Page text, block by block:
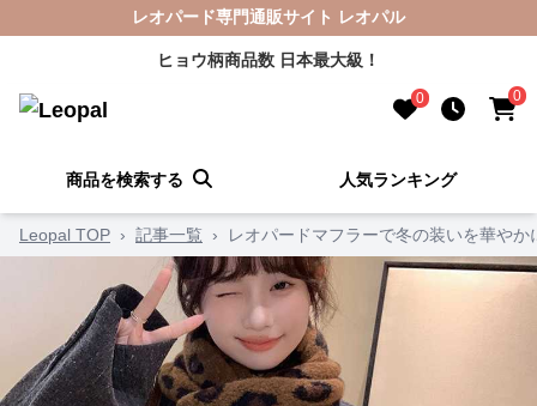
レオパード専門通販サイト レオパル
ヒョウ柄商品数 日本最大級！
0 0
商品を検索する 人気ランキング
Leopal TOP › 記事一覧 › レオパードマフラーで冬の装いを華やか